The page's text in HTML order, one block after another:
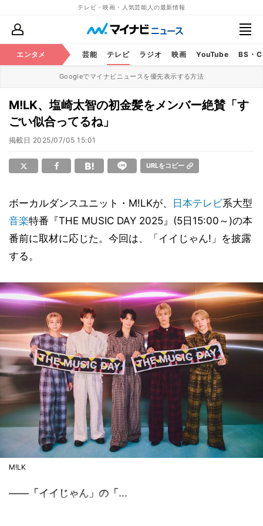
テレビ・映画・人気芸能人の最新情報
エンタメ 芸能 テレビ ラジオ 映画 YouTube BS・
Googleでマイナビニュースを優先表示する方法
M!LK、塩崎太智の初金髪をメンバー絶賛「す
ごい似合ってるね」
掲載日 2025/07/05 15:01
URLをコピー
ボーカルダンスユニット・M!LKが、 日本テレビ系大型
音楽特番『THE MUSIC DAY 2025』(5日15:00～)の本
番前に取材に応じた。今回は、「イイじゃん!」を披露
する。
M!LK
――「イイじゃん」の「...